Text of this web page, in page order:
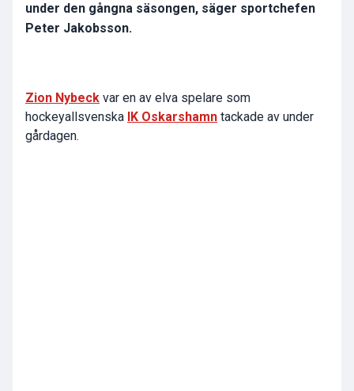
under den gångna säsongen, säger sportchefen
Peter Jakobsson.
Zion Nybeck var en av elva spelare som
hockeyallsvenska IK Oskarshamn tackade av under
gårdagen.